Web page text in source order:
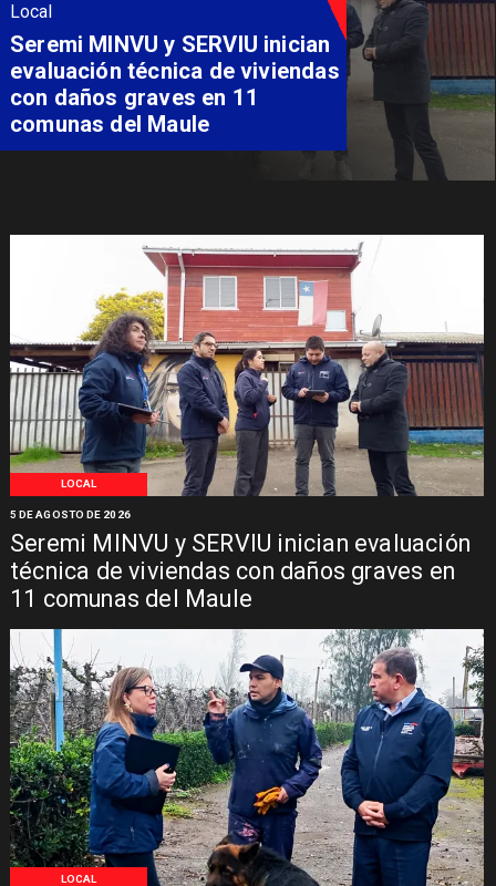
LOCAL
Seremi MINVU y SERVIU inician evaluación
técnica de viviendas con daños graves en
11 comunas del Maule
5 DE AGOSTO DE 2026
LOCAL
Local
Fondo Orasmi entrega apoyo a
familia de Romeral para
costear alimentación
especializada de niño con
Síndrome de Intestino Corto